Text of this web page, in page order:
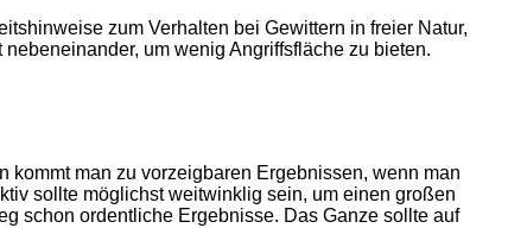
zum Verhalten bei Gewittern in freier Natur,
um wenig Angriffsfläche zu bieten.
kommt man zu vorzeigbaren Ergebnissen, wenn man
sollte möglichst weitwinklig sein, um einen großen
schon ordentliche Ergebnisse. Das Ganze sollte auf